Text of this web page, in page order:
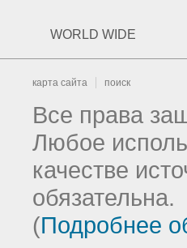
WORLD WIDE
карта сайта поиск
Все права
Любое
качестве
обязательна.
(Подробнее